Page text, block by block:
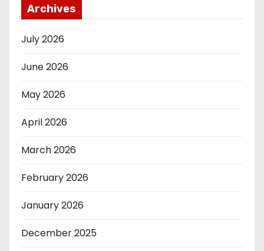
Archives
July 2026
June 2026
May 2026
April 2026
March 2026
February 2026
January 2026
December 2025